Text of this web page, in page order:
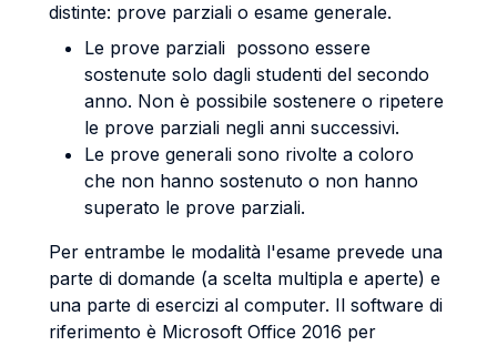
distinte: prove parziali o esame generale.
Le prove parziali possono essere
sostenute solo dagli studenti del secondo
anno. Non è possibile sostenere o ripetere
le prove parziali negli anni successivi.
Le prove generali sono rivolte a coloro
che non hanno sostenuto o non hanno
superato le prove parziali.
Per entrambe le modalità l'esame prevede una
parte di domande (a scelta multipla e aperte) e
una parte di esercizi al computer. Il software di
riferimento è Microsoft Office 2016 per